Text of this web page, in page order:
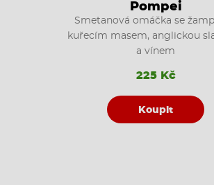
Pompei
Smetanová omáčka se
kuřecím masem, anglickou
a vínem
225 Kč
Koupit